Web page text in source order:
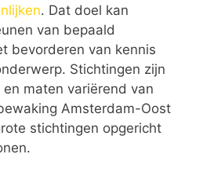
. Dat doel kan
van bepaald
bevorderen van kennis
Stichtingen zijn
maten variërend van
Amsterdam-Oost
stichtingen opgericht